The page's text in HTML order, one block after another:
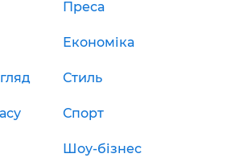
Преса
Економіка
Стиль
Спорт
Шоу-бізнес